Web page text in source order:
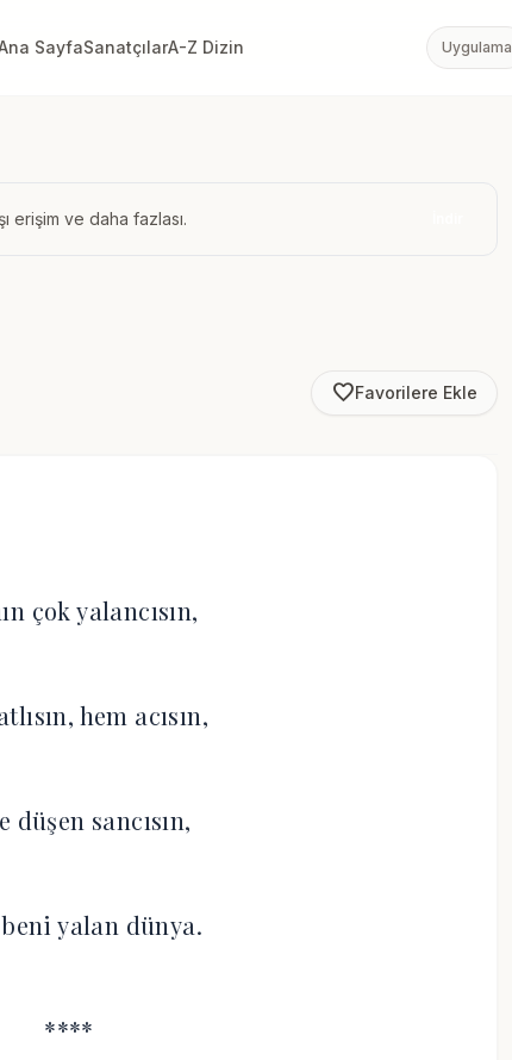
SayfaSanatçılarA-Z Dizin Uygulama
erişim ve daha fazlası.
favorite_borderFavorilere Ekle
çok yalancısın,
hem acısın,
düşen sancısın,
beni yalan dünya.
****